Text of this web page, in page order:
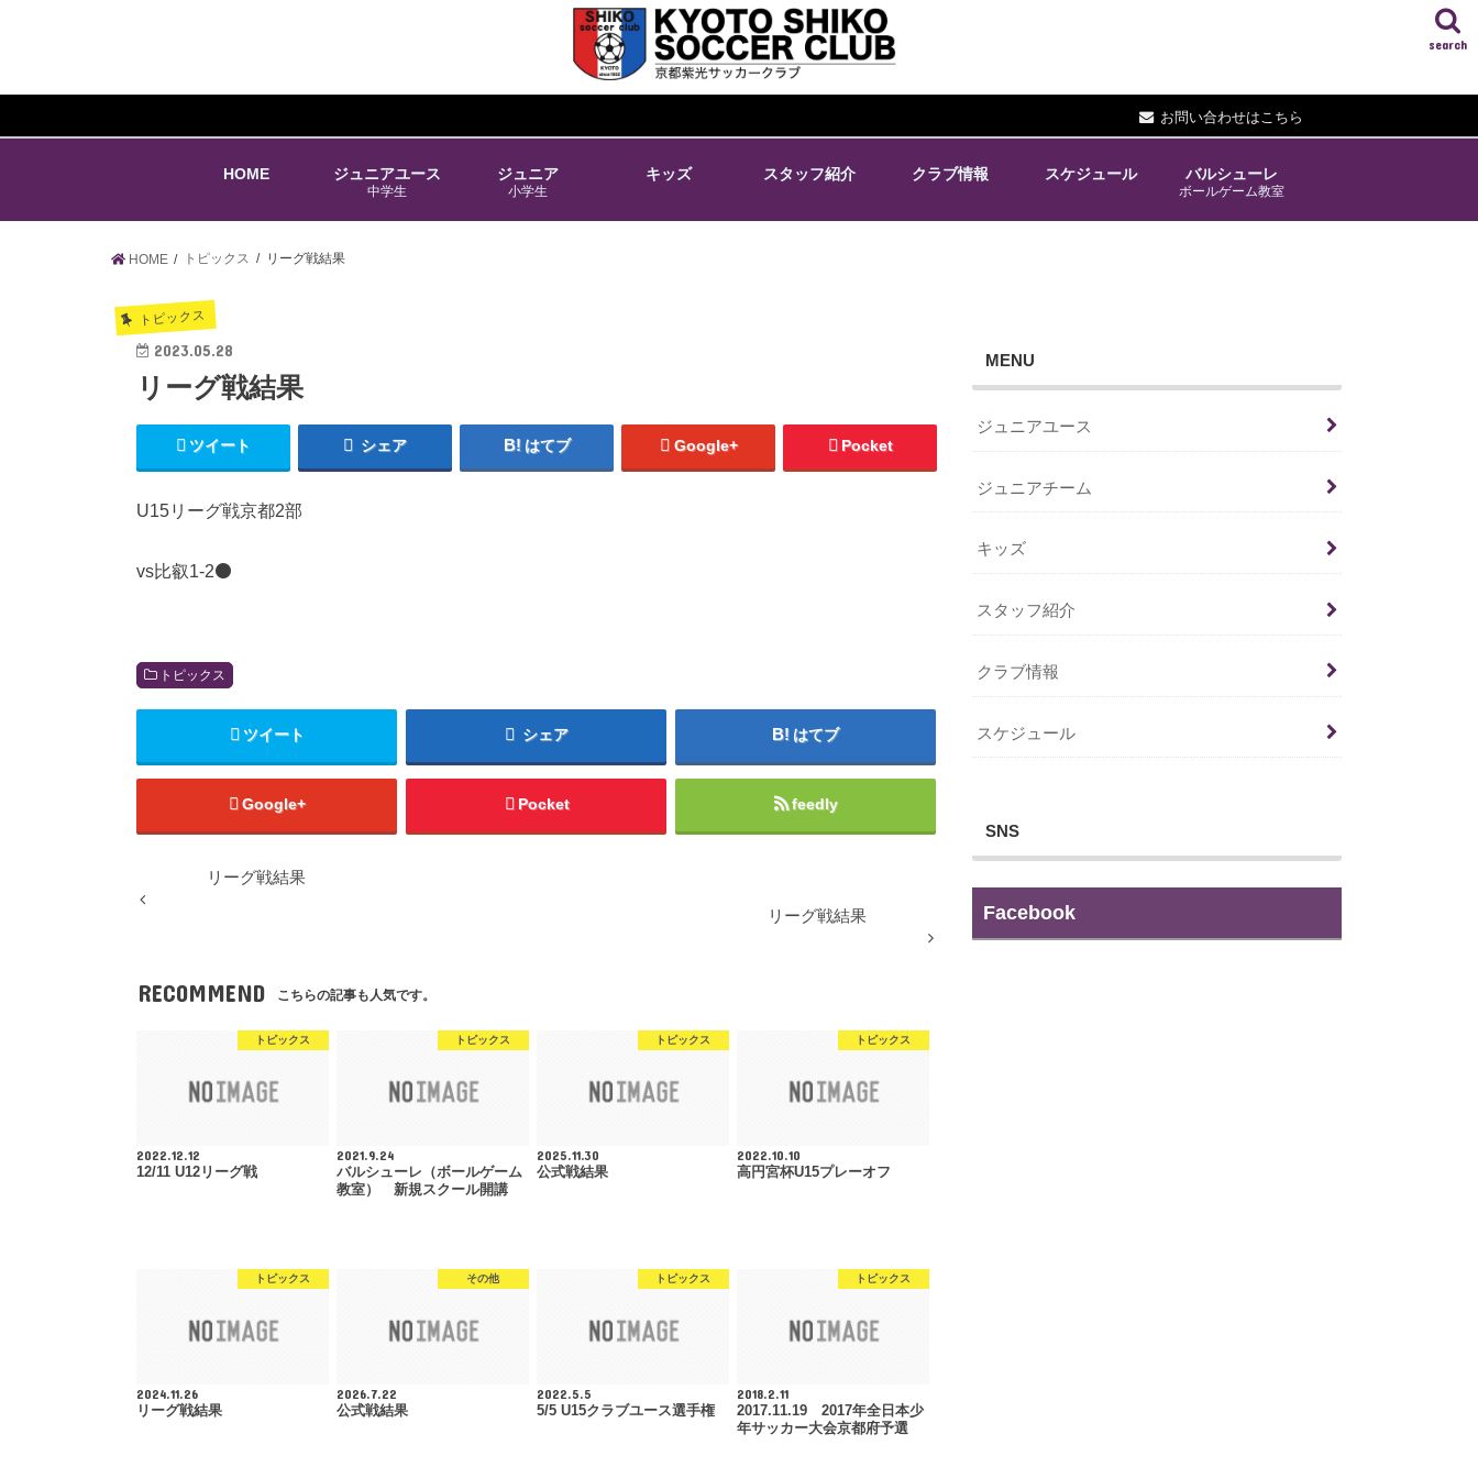
お問い合わせはこちら
search
HOME ジュニアユース
中学生
ジュニア
小学生
キッズ スタッフ紹介 クラブ情報 スケジュール バルシューレ
ボールゲーム教室
HOME トピックス リーグ戦結果
トピックス
2023.05.28
リーグ戦結果
ツイート シェア はてブ Google+ Pocket
U15リーグ戦京都2部
vs比叡1-2⚫️
トピックス
ツイート シェア はてブ
Google+ Pocket feedly
リーグ戦結果
リーグ戦結果
RECOMMEND こちらの記事も人気です。
トピックス
2022.12.12
12/11 U12リーグ戦
トピックス
2021.9.24
バルシューレ（ボールゲーム
教室） 新規スクール開講
トピックス
2025.11.30
公式戦結果
トピックス
2022.10.10
高円宮杯U15プレーオフ
トピックス
2024.11.26
リーグ戦結果
その他
2026.7.22
公式戦結果
トピックス
2022.5.5
5/5 U15クラブユース選手権
トピックス
2018.2.11
2017.11.19 2017年全日本少
年サッカー大会京都府予選
MENU
ジュニアユース
ジュニアチーム
キッズ
スタッフ紹介
クラブ情報
スケジュール
SNS
Facebook